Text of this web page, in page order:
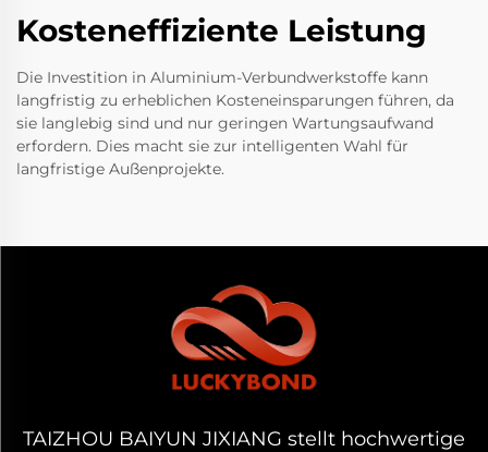
Kosteneffiziente Leistung
Die Investition in Aluminium-Verbundwerkstoffe kann
langfristig zu erheblichen Kosteneinsparungen führen, da
sie langlebig sind und nur geringen Wartungsaufwand
erfordern. Dies macht sie zur intelligenten Wahl für
langfristige Außenprojekte.
TAIZHOU BAIYUN JIXIANG stellt hochwertige